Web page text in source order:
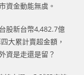
資金動能無虞。
股新台幣4,482.7億
大累計賣超金額，
資是走還是留？